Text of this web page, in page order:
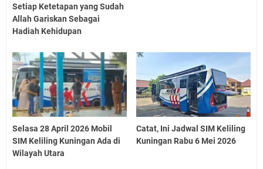
Setiap Ketetapan yang Sudah
Allah Gariskan Sebagai
Hadiah Kehidupan
Selasa 28 April 2026 Mobil
SIM Keliling Kuningan Ada di
Wilayah Utara
Catat, Ini Jadwal SIM Keliling
Kuningan Rabu 6 Mei 2026